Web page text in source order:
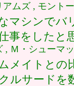
アムズ , モント
マシンでバ
事をしたと
, Ｍ・シューマ
メイトとの
ルサードを